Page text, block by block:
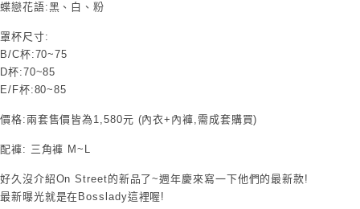
蝶戀花語:黑、白、粉
罩杯尺寸:
B/C杯:70~75
D杯:70~85
E/F杯:80~85
價格:兩套售價皆為1,580元 (內衣+內褲,需成套購買)
配褲: 三角褲 M~L
好久沒介紹On Street的新品了~週年慶來寫一下他們的最新款!
最新曝光就是在Bosslady這裡喔!